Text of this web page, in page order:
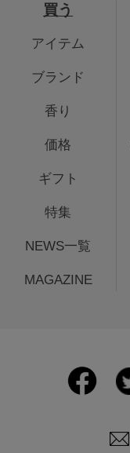
買う
アイテム
ブランド
香り
価格
ギフト
特集
NEWS一覧
MAGAZINE